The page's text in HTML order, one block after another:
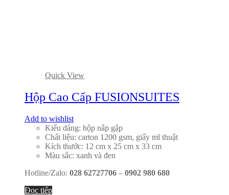
Quick View
Hộp Cao Cấp FUSIONSUITES
Add to wishlist
Kiểu dáng: hộp nắp gập
Chất liệu: carton 1200 gsm, giấy mĩ thuật
Kích thước: 12 cm x 25 cm x 33 cm
Màu sắc: xanh và đen
Hotline/Zalo: 028 62727706 – 0902 980 680
Đọc tiếp